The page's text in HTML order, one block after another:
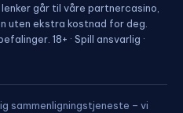
går til våre partnercasino,
uten ekstra kostnad for deg.
18+ · Spill ansvarlig ·
sammenligningstjeneste – vi